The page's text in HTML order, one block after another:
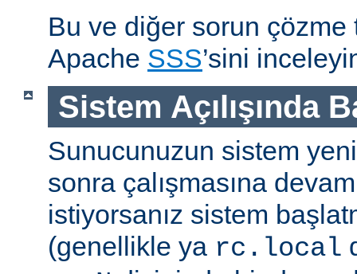
Bu ve diğer sorun çözme
Apache SSS’sini
Sistem Açılışında
Sunucunuzun sistem
sonra çalışmasına
istiyorsanız sistem
(genellikle ya rc.local